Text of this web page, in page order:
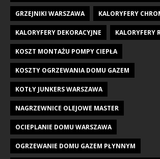
GRZEJNIKI WARSZAWA KALORYFERY
KALORYFERY DEKORACYJNE KALORYFERY
KOSZT MONTAŻU POMPY CIEPŁA
KOSZTY OGRZEWANIA DOMU GAZEM
KOTŁY JUNKERS WARSZAWA
NAGRZEWNICE OLEJOWE MASTER
OCIEPLANIE DOMU WARSZAWA
OGRZEWANIE DOMU GAZEM PŁYNNYM